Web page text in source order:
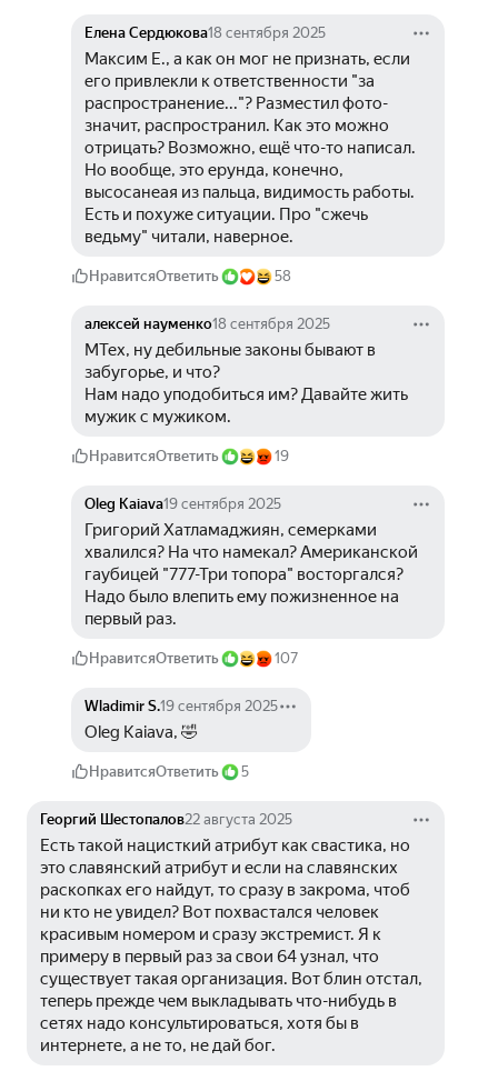
Елена Сердюкова18 сентября 2025
Максим Е., а как он мог не признать, если
его привлекли к ответственности "за
распространение..."? Разместил фото-
значит, распространил. Как это можно
отрицать? Возможно, ещё что-то написал.
Но вообще, это ерунда, конечно,
высосанеая из пальца, видимость работы.
Есть и похуже ситуации. Про "сжечь
ведьму" читали, наверное.
НравитсяОтветить 58
алексей науменко18 сентября 2025
МТех, ну дебильные законы бывают в
забугорье, и что?
Нам надо уподобиться им? Давайте жить
мужик с мужиком.
НравитсяОтветить 19
Oleg Kaiava19 сентября 2025
Григорий Хатламаджиян, семерками
хвалился? На что намекал? Американской
гаубицей "777-Три топора" восторгался?
Надо было влепить ему пожизненное на
первый раз.
НравитсяОтветить 107
Wladimir S.19 сентября 2025
Oleg Kaiava, 🤣
НравитсяОтветить 5
Георгий Шестопалов22 августа 2025
Есть такой нацисткий атрибут как свастика, но
это славянский атрибут и если на славянских
раскопках его найдут, то сразу в закрома, чтоб
ни кто не увидел? Вот похвастался человек
красивым номером и сразу экстремист. Я к
примеру в первый раз за свои 64 узнал, что
существует такая организация. Вот блин отстал,
теперь прежде чем выкладывать что-нибудь в
сетях надо консультироваться, хотя бы в
интернете, а не то, не дай бог.